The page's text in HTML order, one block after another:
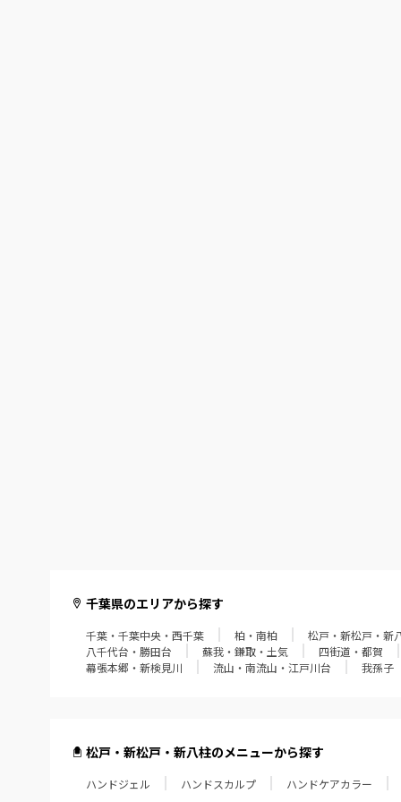
千葉県のエリアから探す
千葉・千葉中央・西千葉 柏・南柏 松戸・新松戸・新
八千代台・勝田台
蘇我・鎌取・土気 四街道・都賀
幕張本郷・新検見川
流山・南流山・江戸川台 我孫子
松戸・新松戸・新八柱のメニューから探す
ハンドジェル ハンドスカルプ ハンドケアカラー